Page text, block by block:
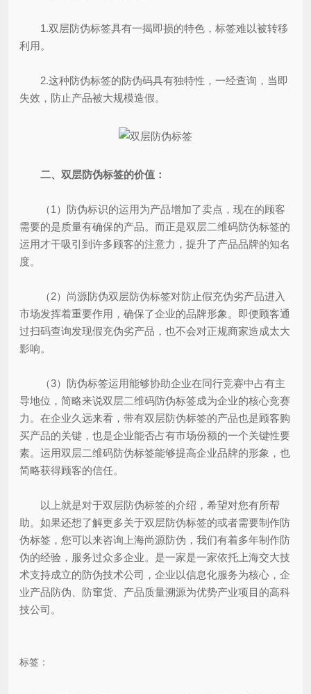
1.双层防伪标签具有一揭即损的特色，标签难以被转移
利用。
2.这种防伪标签的防伪码具有独特性，一经查询，当即
失效，防止产品被大规模造假。
二、双层防伪标签的价值：
（1）防伪标识的运用为产品增加了卖点，现在的顾客
需要的是质量有确保的产品。而正是双层二维码防伪标签的
运用才干吸引到许多顾客的注意力，提升了产品品牌的知名
度。
（2）尚源防伪双层防伪标签对防止假充伪劣产品进入
市场发挥着重要作用，确保了企业的品牌形象。即便顾客通
过扫码查询发现假充伪劣产品，也不会对正规商家造成太大
影响。
（3）防伪标签运用能够协助企业在同行竞赛中占有主
导地位，简略来说双层二维码防伪标签成为企业的核心竞赛
力。在企业久远来看，带有双层防伪标签的产品也是顾客购
买产品的关键，也是企业能否占有市场份额的一个关键性要
素。运用双层二维码防伪标签能够提高企业品牌的形象，也
简略获得顾客的信任。
以上就是对于双层防伪标签的介绍，希望对您有所帮
助。如果还想了解更多关于双层防伪标签的或者需要制作防
伪标签，您可以来咨询上海尚源防伪，我们有着多年制作防
伪的经验，服务过众多企业。是一家是一家依托上海交大技
术支持成立的防伪技术公司，企业以信息化服务为核心，企
业产品防伪、防窜货、产品质量溯源为优势产业项目的高科
技公司。
标签：